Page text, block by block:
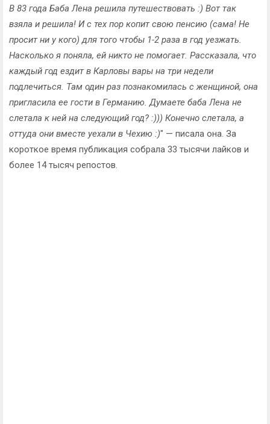
В 83 года Баба Лена решила путешествовать :) Вот так
взяла и решила! И с тех пор копит свою пенсию (сама! Не
просит ни у кого) для того чтобы 1-2 раза в год уезжать.
Насколько я поняла, ей никто не помогает. Рассказала, что
каждый год ездит в Карловы вары на три недели
подлечиться. Там один раз познакомилась с женщиной, она
пригласила ее гости в Германию. Думаете баба Лена не
слетала к ней на следующий год? :))) Конечно слетала, а
оттуда они вместе уехали в Чехию :)" — писала она. За
короткое время публикация собрала 33 тысячи лайков и
более 14 тысяч репостов.